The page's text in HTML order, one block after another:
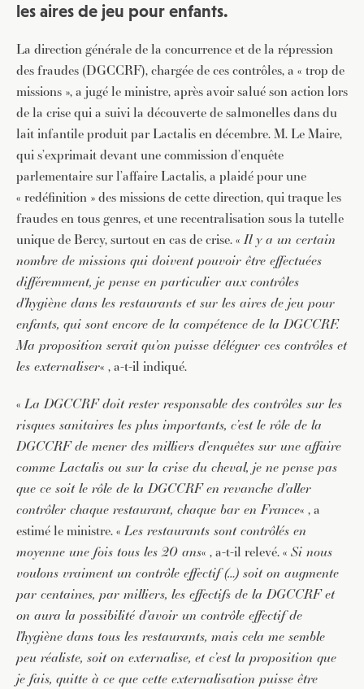
les aires de jeu pour enfants.
La direction générale de la concurrence et de la répression
des fraudes (DGCCRF), chargée de ces contrôles, a « trop de
missions », a jugé le ministre, après avoir salué son action lors
de la crise qui a suivi la découverte de salmonelles dans du
lait infantile produit par Lactalis en décembre. M. Le Maire,
qui s’exprimait devant une commission d’enquête
parlementaire sur l’affaire Lactalis, a plaidé pour une
« redéfinition » des missions de cette direction, qui traque les
fraudes en tous genres, et une recentralisation sous la tutelle
unique de Bercy, surtout en cas de crise. «Il y a un certain
nombre de missions qui doivent pouvoir être effectuées
différemment, je pense en particulier aux contrôles
d’hygiène dans les restaurants et sur les aires de jeu pour
enfants, qui sont encore de la compétence de la DGCCRF.
Ma proposition serait qu’on puisse déléguer ces contrôles et
les externaliser« , a-t-il indiqué.
«La DGCCRF doit rester responsable des contrôles sur les
risques sanitaires les plus importants, c’est le rôle de la
DGCCRF de mener des milliers d’enquêtes sur une affaire
comme Lactalis ou sur la crise du cheval, je ne pense pas
que ce soit le rôle de la DGCCRF en revanche d’aller
contrôler chaque restaurant, chaque bar en France« , a
estimé le ministre. «Les restaurants sont contrôlés en
moyenne une fois tous les 20 ans« , a-t-il relevé. « Si nous
voulons vraiment un contrôle effectif (…) soit on augmente
par centaines, par milliers, les effectifs de la DGCCRF et
on aura la possibilité d’avoir un contrôle effectif de
l’hygiène dans tous les restaurants, mais cela me semble
peu réaliste, soit on externalise, et c’est la proposition que
je fais, quitte à ce que cette externalisation puisse être